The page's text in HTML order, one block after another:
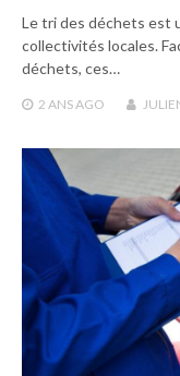
Le tri des déchets est
collectivités locales.
déchets, ces…
2 ANS AGO